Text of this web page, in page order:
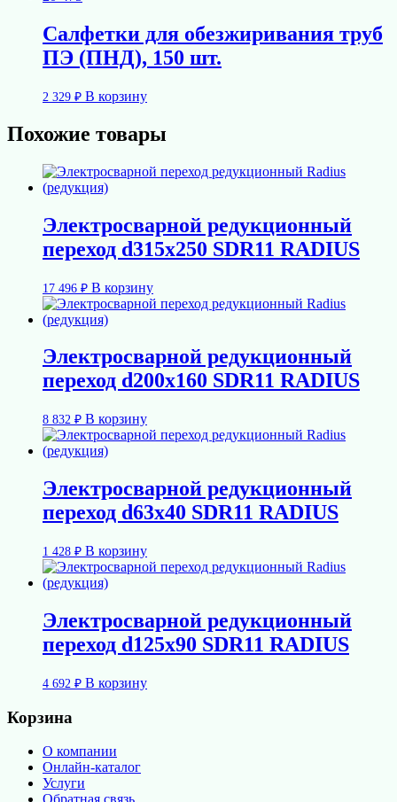
Салфетки для обезжиривания труб
ПЭ (ПНД), 150 шт.
2 329 ₽ В корзину
Похожие товары
Электросварной редукционный
переход d315х250 SDR11 RADIUS
17 496 ₽ В корзину
Электросварной редукционный
переход d200х160 SDR11 RADIUS
8 832 ₽ В корзину
Электросварной редукционный
переход d63х40 SDR11 RADIUS
1 428 ₽ В корзину
Электросварной редукционный
переход d125х90 SDR11 RADIUS
4 692 ₽ В корзину
Корзина
О компании
Онлайн-каталог
Услуги